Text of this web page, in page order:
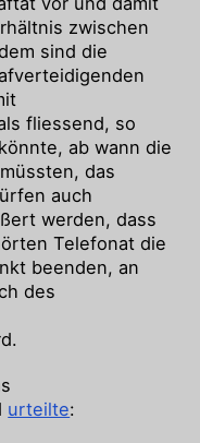
zwischen
sind die
fliessend, so
ab wann die
das
auch
werden, dass
Telefonat die
beenden, an
des
urteilte: